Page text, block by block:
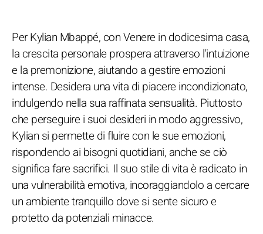
Per Kylian Mbappé, con Venere in dodicesima casa,
la crescita personale prospera attraverso l'intuizione
e la premonizione, aiutando a gestire emozioni
intense. Desidera una vita di piacere incondizionato,
indulgendo nella sua raffinata sensualità. Piuttosto
che perseguire i suoi desideri in modo aggressivo,
Kylian si permette di fluire con le sue emozioni,
rispondendo ai bisogni quotidiani, anche se ciò
significa fare sacrifici. Il suo stile di vita è radicato in
una vulnerabilità emotiva, incoraggiandolo a cercare
un ambiente tranquillo dove si sente sicuro e
protetto da potenziali minacce.